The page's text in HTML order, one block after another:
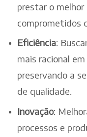
prestar o
comprometidos
Eficiência:
mais racional
preservando a
de qualidade.
Inovação:
processos e